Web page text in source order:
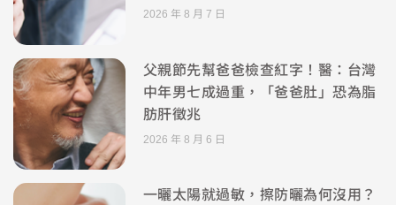
2026 年 8 月 7 日
父親節先幫爸爸檢查紅字！醫：台灣
中年男七成過重，「爸爸肚」恐為脂
肪肝徵兆
2026 年 8 月 6 日
一曬太陽就過敏，擦防曬為何沒用？